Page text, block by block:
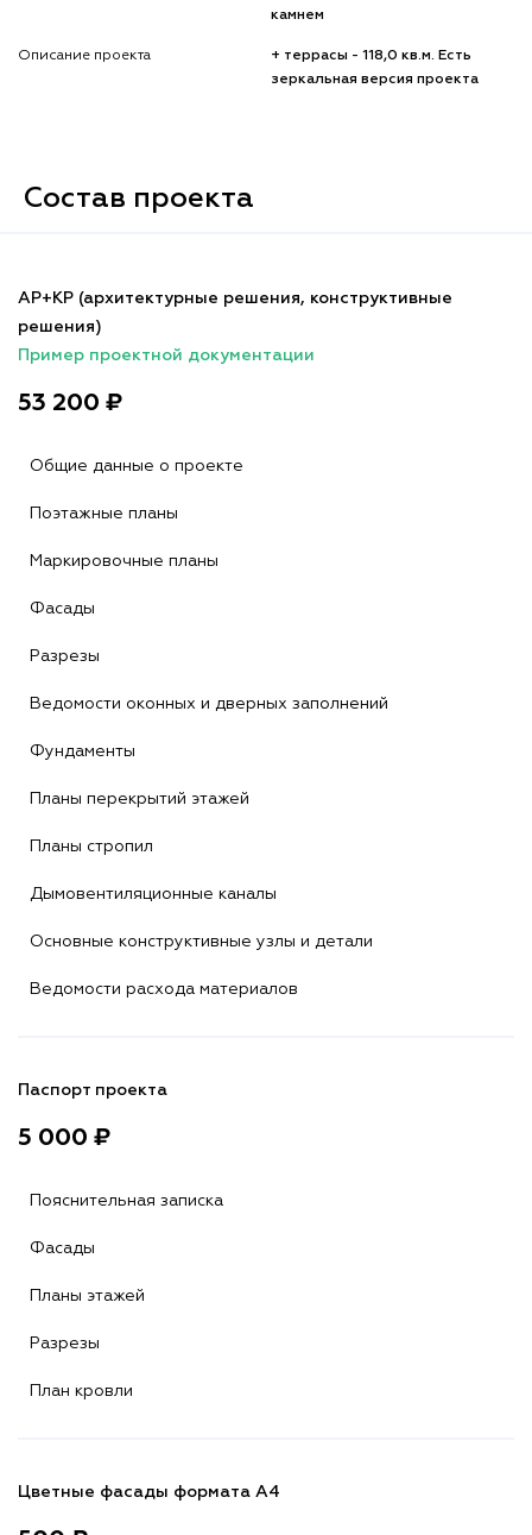
камнем
Описание проекта
+ террасы - 118,0 кв.м. Есть
зеркальная версия проекта
Состав проекта
АР+КР (архитектурные решения, конструктивные
решения)
Пример проектной документации
53 200 ₽
Общие данные о проекте
Поэтажные планы
Маркировочные планы
Фасады
Разрезы
Ведомости оконных и дверных заполнений
Фундаменты
Планы перекрытий этажей
Планы стропил
Дымовентиляционные каналы
Основные конструктивные узлы и детали
Ведомости расхода материалов
Паспорт проекта
5 000 ₽
Пояснительная записка
Фасады
Планы этажей
Разрезы
План кровли
Цветные фасады формата А4